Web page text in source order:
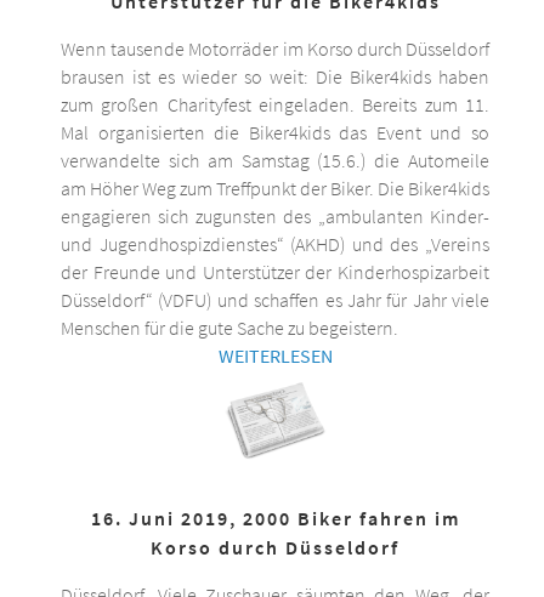
Wenn tausende Motorräder im Korso durch Düsseldorf
brausen ist es wieder so weit: Die Biker4kids haben
zum großen Charityfest eingeladen. Bereits zum 11.
Mal organisierten die Biker4kids das Event und so
verwandelte sich am Samstag (15.6.) die Automeile
am Höher Weg zum Treffpunkt der Biker. Die Biker4kids
engagieren sich zugunsten des „ambulanten Kinder-
und Jugendhospizdienstes“ (AKHD) und des „Vereins
der Freunde und Unterstützer der Kinderhospizarbeit
Düsseldorf“ (VDFU) und schaffen es Jahr für Jahr viele
Menschen für die gute Sache zu begeistern.
WEITERLESEN
16. Juni 2019, 2000 Biker fahren im
Korso durch Düsseldorf